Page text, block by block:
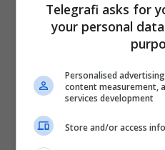
Telegrafi asks for
your personal
Personalised
content measurement,
services development
Store and/or access